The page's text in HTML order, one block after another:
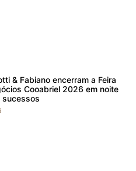
& Fabiano encerram a Feira
Cooabriel 2026 em noite